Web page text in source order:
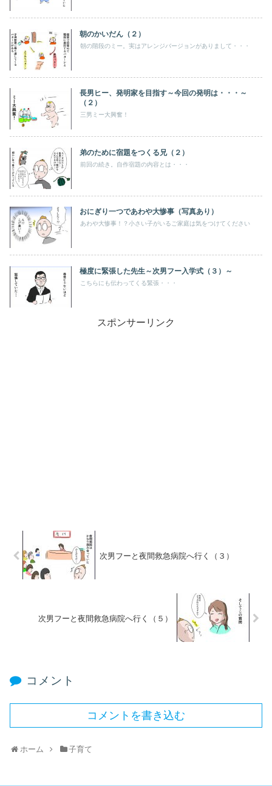
朝のかいだん（２）
朝の階段のミー。実はアレンジバージョンがありまして・・・
長男ヒー、発明家を目指す～今回の発明は・・・～
（２）
三男ミー大興奮！
弟のために宿題をつくる兄（２）
前回の続き。自作宿題の内容とは・・・
おにぎり一つであわや大惨事（写真あり）
あわや大惨事！？小さい子がいるご家庭は気をつけてください
極度に緊張した先生～次男フー入学式（３）～
こちらにも伝わってくる緊張・・・
スポンサーリンク
次男フーと夜間救急病院へ行く（３）
次男フーと夜間救急病院へ行く（５）
コメント
コメントを書き込む
ホーム 子育て